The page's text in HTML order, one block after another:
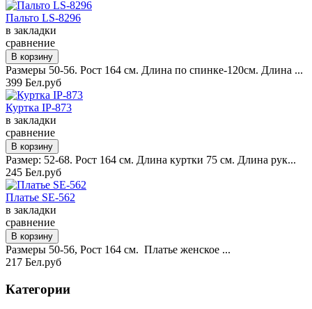
Пальто LS-8296
в закладки
сравнение
Размеры 50-56. Рост 164 см. Длина по спинке-120см. Длина ...
399 Бел.руб
Куртка IP-873
в закладки
сравнение
Размер: 52-68. Рост 164 см. Длина куртки 75 см. Длина рук...
245 Бел.руб
Платье SE-562
в закладки
сравнение
Размеры 50-56, Рост 164 см. Платье женское ...
217 Бел.руб
Категории